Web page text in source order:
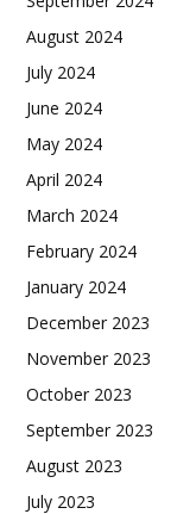
August 2024
July 2024
June 2024
May 2024
April 2024
March 2024
February 2024
January 2024
December 2023
November 2023
October 2023
September 2023
August 2023
July 2023